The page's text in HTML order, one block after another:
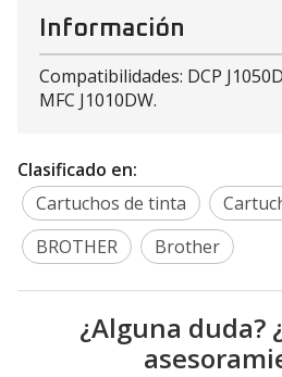
Información
Compatibilidades: DCP
MFC J1010DW.
Clasificado en:
Cartuchos de tinta
BROTHER
Brother
¿Alguna duda?